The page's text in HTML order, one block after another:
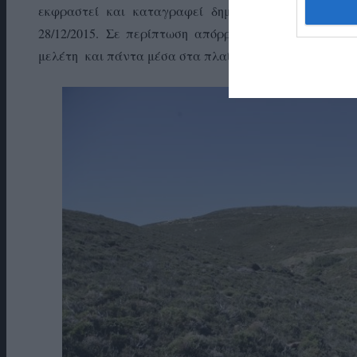
εκφραστεί και καταγραφεί δημόσια και στα
28/12/2015. Σε περίπτωση απόρριψης της Πλούσκας
μελέτη και πάντα μέσα στα πλαίσια της προβλεπόμενης